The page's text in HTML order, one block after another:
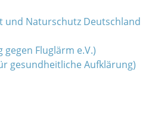
und Naturschutz Deutschland
gegen Fluglärm e.V.)
gesundheitliche Aufklärung)